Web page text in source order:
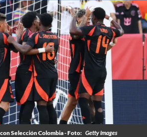
Selección Colombia - Foto: Getty Images